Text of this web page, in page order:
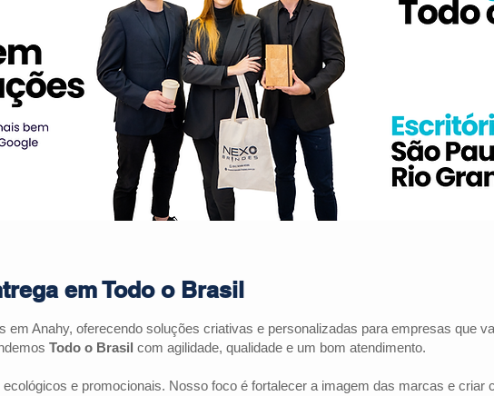
em Todo o Brasil
em Anahy, oferecendo soluções criativas e personalizadas para empresas que
Todo o Brasil com agilidade, qualidade e um bom atendimento.
e promocionais. Nosso foco é fortalecer a imagem das marcas e criar